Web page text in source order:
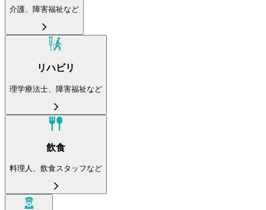
介護、障害福祉など
リハビリ
理学療法士、障害福祉など
飲食
料理人、飲食スタッフなど